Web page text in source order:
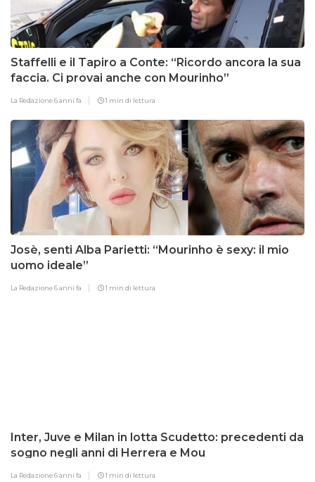
Staffelli e il Tapiro a Conte: “Ricordo ancora la sua
faccia. Ci provai anche con Mourinho”
La Redazione6 anni fa 1 min di lettura
Josè, senti Alba Parietti: “Mourinho è sexy: il mio
uomo ideale”
La Redazione6 anni fa 1 min di lettura
Inter, Juve e Milan in lotta Scudetto: precedenti da
sogno negli anni di Herrera e Mou
La Redazione6 anni fa 1 min di lettura